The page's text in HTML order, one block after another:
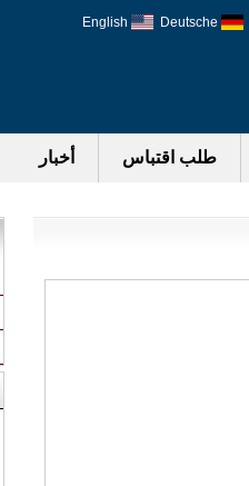
English Deutsche
طلب اقتباس أخبار